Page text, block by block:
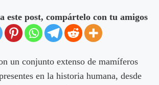
este post, compártelo con tu amigos
un conjunto extenso de mamíferos
en la historia humana, desde